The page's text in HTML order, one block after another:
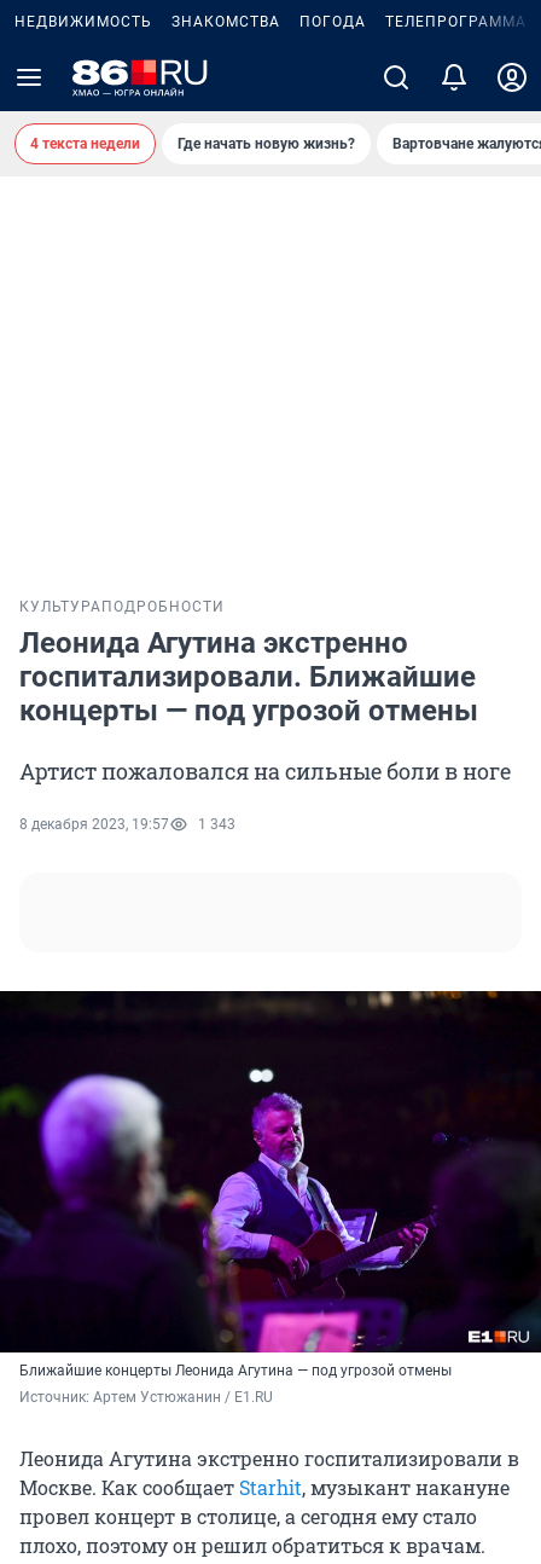
НЕДВИЖИМОСТЬ ЗНАКОМСТВА ПОГОДА ТЕЛЕПРОГРАММА
4 текста недели Где начать новую жизнь? Вартовчане
КУЛЬТУРА ПОДРОБНОСТИ
Леонида Агутина экстренно
госпитализировали. Ближайшие
концерты — под угрозой отмены
Артист пожаловался на сильные боли в ноге
8 декабря 2023, 19:57 1 343
Ближайшие концерты Леонида Агутина — под угрозой отмены
Источник: Артем Устюжанин / E1.RU
Леонида Агутина экстренно госпитализировали в
Москве. Как сообщает Starhit, музыкант накануне
провел концерт в столице, а сегодня ему стало
плохо, поэтому он решил обратиться к врачам.